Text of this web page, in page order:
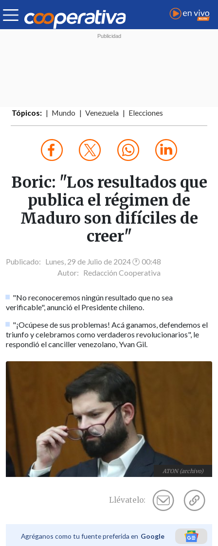
Tópicos: Mundo Venezuela Elecciones
Boric: "Los resultados que
publica el régimen de
Maduro son difíciles de
creer"
Publicado: Lunes, 29 de Julio de 2024 🕐 00:48
Autor: Redacción Cooperativa
"No reconoceremos ningún resultado que no sea
verificable", anunció el Presidente chileno.
"¡Ocúpese de sus problemas! Acá ganamos, defendemos el
triunfo y celebramos como verdaderos revolucionarios", le
respondió el canciller venezolano, Yvan Gil.
ATON (archivo)
Llévatelo:
Agréganos como tu fuente preferida en Google